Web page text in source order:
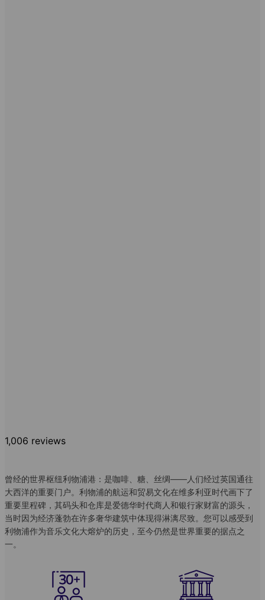
1,006 reviews
曾经的世界枢纽利物浦港：是咖啡、糖、丝绸——人们经过英国通往
大西洋的重要门户。利物浦的航运和贸易文化在维多利亚时代画下了
重要里程碑，其码头和仓库是爱德华时代商人和银行家财富的源头，
当时因为经济蓬勃在许多奢华建筑中体现得淋漓尽致。您可以感受到
利物浦作为音乐文化大熔炉的历史，至今仍然是世界重要的据点之
一。